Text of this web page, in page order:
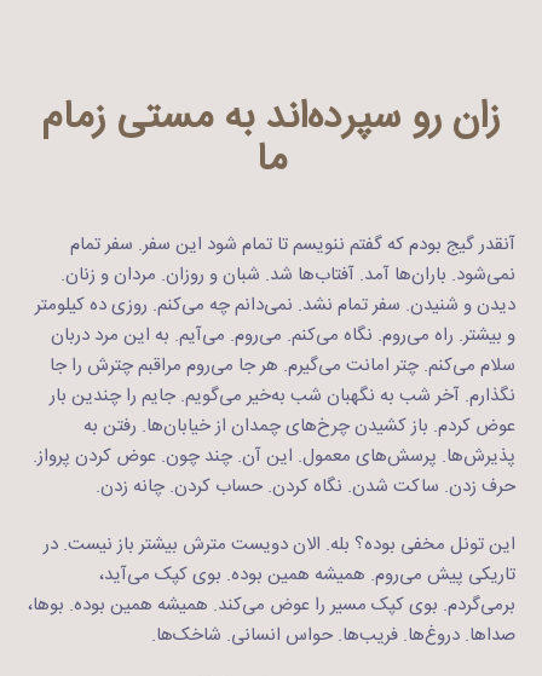
زان رو سپرده‌اند به مستی زمام
ما
آنقدر گیج بودم که گفتم ننویسم تا تمام شود این سفر. سفر تمام
نمی‌شود. باران‌ها آمد. آفتاب‌ها شد. شبان و روزان. مردان و زنان.
دیدن و شنیدن. سفر تمام نشد. نمی‌دانم چه می‌کنم. روزی ده کیلومتر
و بیشتر. راه می‌روم. نگاه می‌کنم. می‌روم. می‌آیم. به این مرد دربان
سلام می‌کنم. چتر امانت می‌گیرم. هر جا می‌روم مراقبم چترش را جا
نگذارم. آخر شب به نگهبان شب‌ به‌خیر می‌گویم. جایم را چندین بار
عوض کردم. باز کشیدن چرخ‌های چمدان از خیابان‌ها. رفتن به
پذیرش‌ها. پرسش‌های معمول. این آن. چند چون. عوض کردن پرواز.
حرف زدن. ساکت شدن. نگاه کردن. حساب کردن. چانه زدن.
این تونل مخفی بوده؟ بله. الان دویست مترش بیشتر باز نیست. در
تاریکی پیش می‌روم. همیشه همین بوده. بوی کپک می‌آید،
برمی‌گردم. بوی کپک مسیر را عوض می‌کند. همیشه همین بوده. بوها،
صداها. دروغ‌ها. فریب‌ها. حواس انسانی. شاخک‌ها.